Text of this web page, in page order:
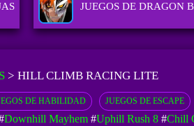
JUEGOS DE DRAGON
> HILL CLIMB RACING LITE
DE HABILIDAD JUEGOS DE ESCAPE
Downhill Mayhem#Uphill Rush 8#Chill